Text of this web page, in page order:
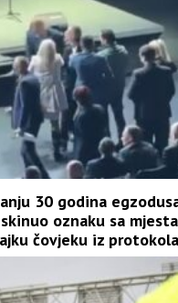
30 godina
oznaku sa
čovjeku iz